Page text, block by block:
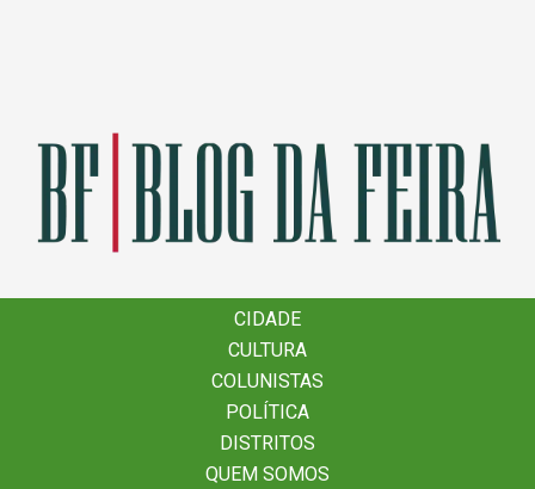
CIDADE
CULTURA
COLUNISTAS
POLÍTICA
DISTRITOS
QUEM SOMOS
CIDADE
CULTURA
COLUNISTAS
POLÍTICA
DISTRITOS
QUEM SOMOS